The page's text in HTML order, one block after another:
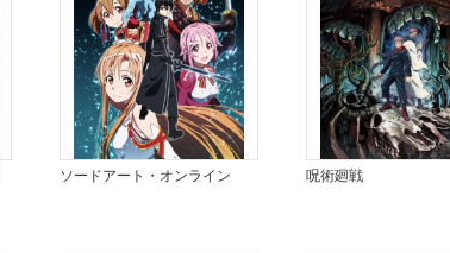
ソードアート・オンライン 呪術廻戦